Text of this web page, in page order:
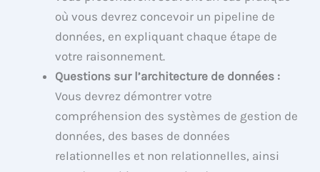
où vous devrez concevoir un pipeline de
données, en expliquant chaque étape de
votre raisonnement.
Questions sur l’architecture de données :
Vous devrez démontrer votre
compréhension des systèmes de gestion de
données, des bases de données
relationnelles et non relationnelles, ainsi